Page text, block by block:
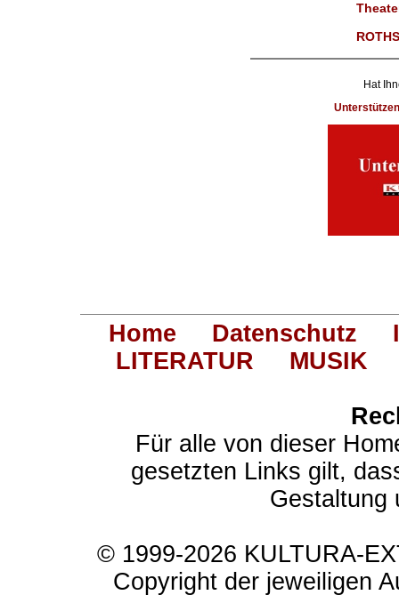
Hat
Home Datenschutz
LITERATUR
MUSIK
Für alle von dieser
gesetzten Links gilt,
Gestaltung
© 1999-2026 KULTURA-
Copyright der jeweiligen